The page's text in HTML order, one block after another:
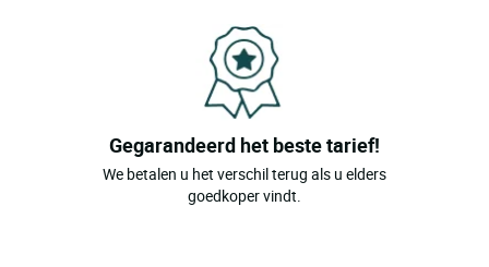
Gegarandeerd het beste tarief!
We betalen u het verschil terug als u elders
goedkoper vindt.